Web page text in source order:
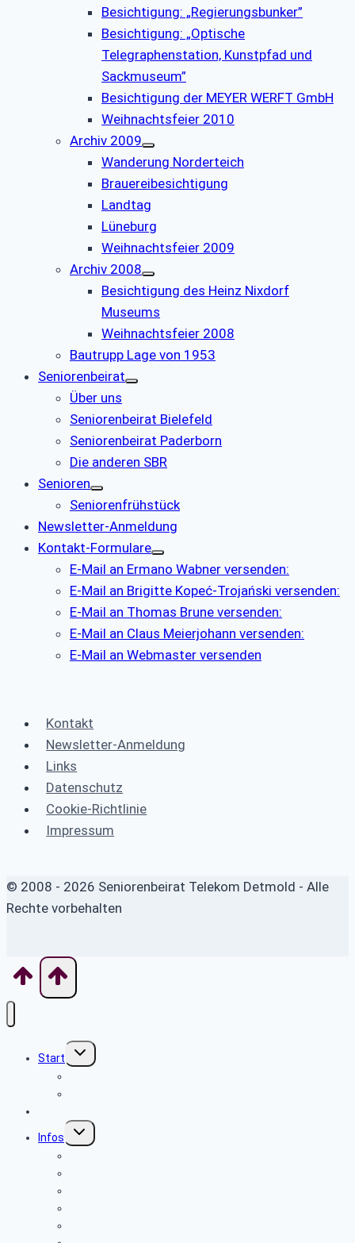
Besichtigung: „Regierungsbunker”
Besichtigung: „Optische
Telegraphenstation, Kunstpfad und
Sackmuseum”
Besichtigung der MEYER WERFT GmbH
Weihnachtsfeier 2010
Archiv 2009
Wanderung Norderteich
Brauereibesichtigung
Landtag
Lüneburg
Weihnachtsfeier 2009
Archiv 2008
Besichtigung des Heinz Nixdorf
Museums
Weihnachtsfeier 2008
Bautrupp Lage von 1953
Seniorenbeirat
Über uns
Seniorenbeirat Bielefeld
Seniorenbeirat Paderborn
Die anderen SBR
Senioren
Seniorenfrühstück
Newsletter-Anmeldung
Kontakt-Formulare
E-Mail an Ermano Wabner versenden:
E-Mail an Brigitte Kopeć-Trojański versenden:
E-Mail an Thomas Brune versenden:
E-Mail an Claus Meierjohann versenden:
E-Mail an Webmaster versenden
Kontakt
Newsletter-Anmeldung
Links
Datenschutz
Cookie-Richtlinie
Impressum
© 2008 - 2026 Seniorenbeirat Telekom Detmold - Alle
Rechte vorbehalten
Start
Untermenü
umschalten
Infos
Untermenü
umschalten